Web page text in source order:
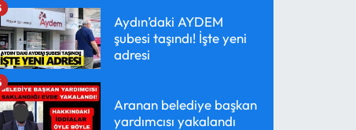
Aydın’daki AYDEM
şubesi taşındı! İşte yeni
adresi
Aranan belediye başkan
yardımcısı yakalandı